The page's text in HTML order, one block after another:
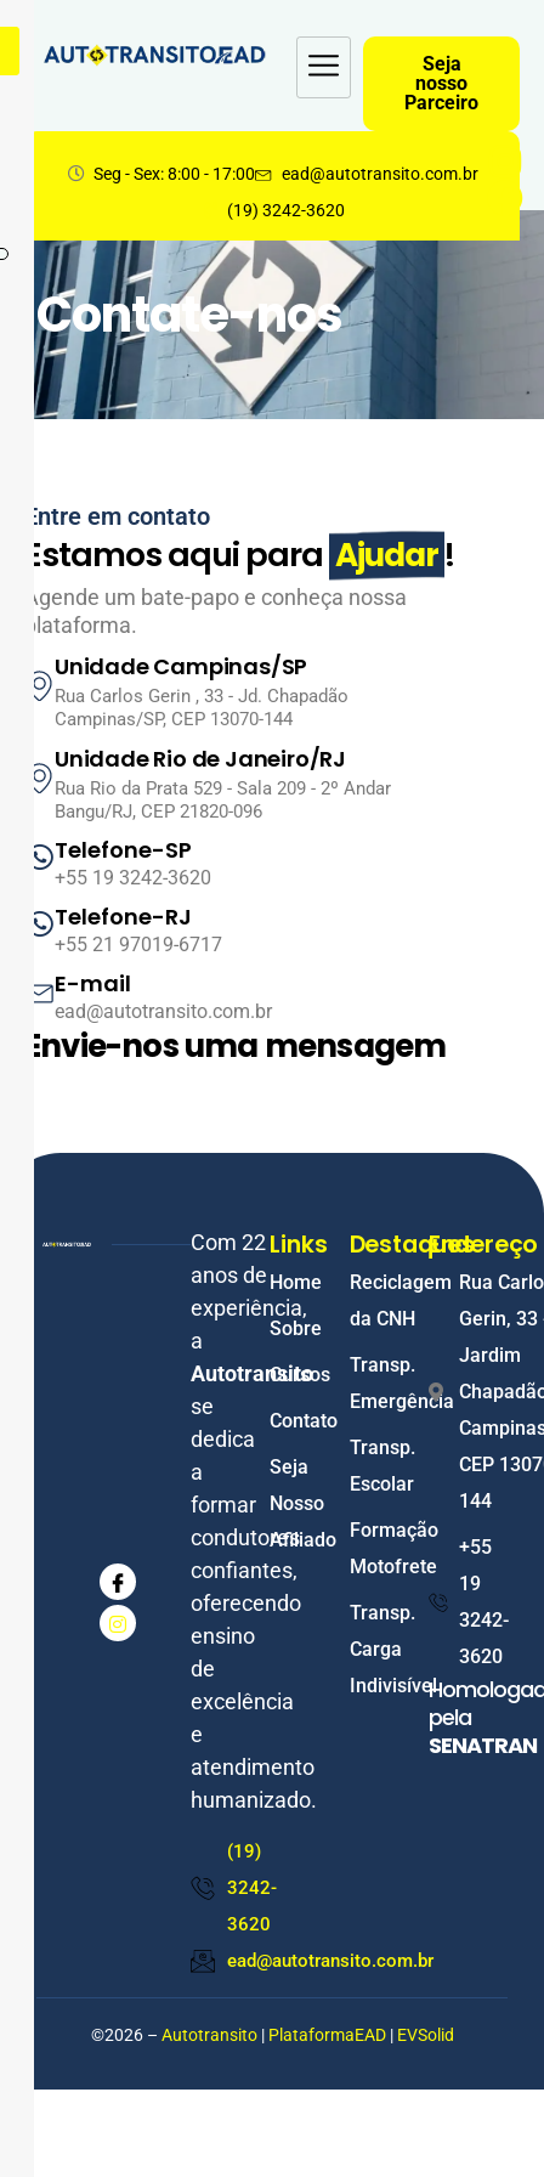
Seja
nosso
Parceiro
Seg - Sex: 8:00 - 17:00
ead@autotransito.com.br
(19) 3242-3620
Contate-nos
Entre em contato
Estamos aqui para Ajudar!
Agende um bate-papo e conheça nossa
plataforma.
Unidade Campinas/SP
Rua Carlos Gerin , 33 - Jd. Chapadão
Campinas/SP, CEP 13070-144
Unidade Rio de Janeiro/RJ
Rua Rio da Prata 529 - Sala 209 - 2º Andar
Bangu/RJ, CEP 21820-096
Telefone-SP
+55 19 3242-3620
Telefone-RJ
+55 21 97019-6717
E-mail
ead@autotransito.com.br
Envie-nos uma mensagem
Com 22
anos de
experiência,
a
Autotransito
se
dedica
a
formar
condutores
confiantes,
oferecendo
ensino
de
excelência
e
atendimento
humanizado.
(19)
3242-
3620
ead@autotransito.com.br
Links
Home
Sobre
Cursos
Contato
Seja
Nosso
Afiliado
Destaques
Reciclagem
da CNH
Transp.
Emergência
Transp.
Escolar
Formação
Motofrete
Transp.
Carga
Indivisível
Endereço
Rua
Gerin, 33
Jardim
CEP
144
+55
19
3242-
3620
pela
SENATRAN
©2026 – Autotransito| PlataformaEAD| EVSolid